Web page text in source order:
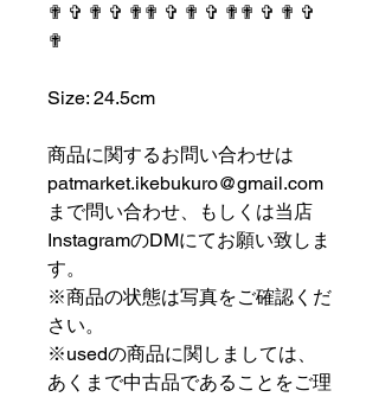
✟ ✞ ✟ ✞ ✟✟ ✞ ✟ ✞ ✟✟ ✞ ✟ ✞
✟
Size: 24.5cm
商品に関するお問い合わせは
patmarket.ikebukuro@gmail.com
まで問い合わせ、もしくは当店
InstagramのDMにてお願い致しま
す。
※商品の状態は写真をご確認くだ
さい。
※usedの商品に関しましては、
あくまで中古品であることをご理